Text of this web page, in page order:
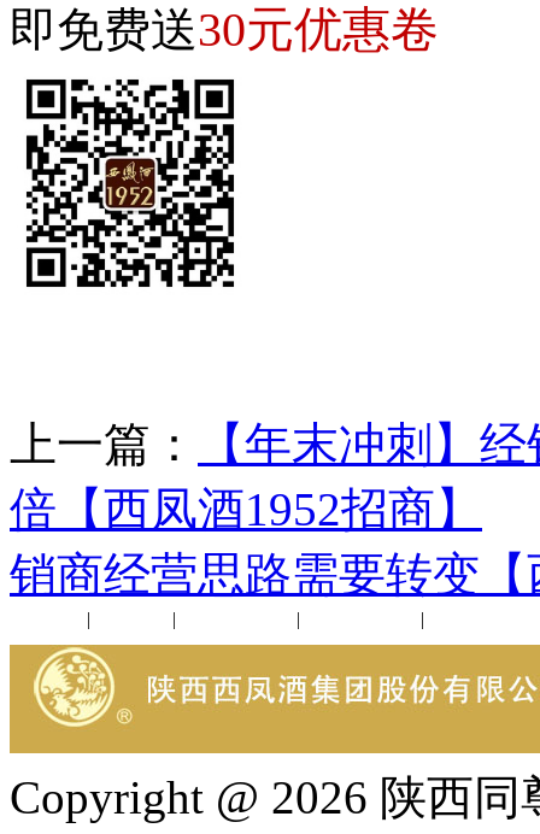
即免费送30元优惠卷
上一篇：
【年末冲刺】
倍【西凤酒1952招商】
销商经营思路需要转变
| | | |
Copyright @ 2026 陕西